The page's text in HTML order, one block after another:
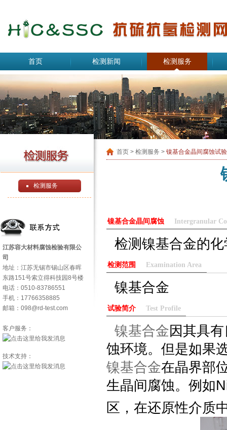
首页 检测新闻 检测服务
检测服务
江苏容大材料腐蚀检验有限公
司
地址：江苏无锡市锡山区春晖
东路151号索立得科技园8号楼
电话：0510-83786551
手机：17766358885
邮箱：098@rd-test.com
客户服务：
技术支持：
首页 > 检测服务 > 镍基合金晶间腐蚀试验
镍基合金晶间腐蚀 Intergranular
检测镍基合金的
检测范围 Examination Area
镍基合金
试验简介 Test Profile
镍基合金因其具
蚀环境。但是如果
镍基合金在晶界部
生晶间腐蚀。例如
区，在还原性介质